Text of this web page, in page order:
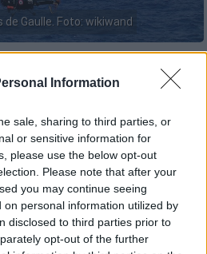
Information
sale, sharing to third parties, or
or sensitive information for
please use the below opt-out
Please note that after your
you may continue seeing
on personal information utilized by
disclosed to third parties prior to
opt-out of the further
Gaulle. Foto: wikiwand
το ΕΘΝΟΣ στη Google
που έρχονται
της Γαλλίας για
μονάδες του
Χαρακτηριστικό είναι
πυρηνικού
ντε Γκολ.